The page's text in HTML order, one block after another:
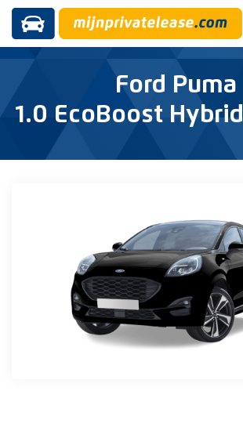
Ford Puma
1.0 EcoBoost